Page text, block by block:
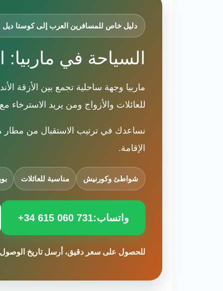
دليل خاص للمسافرين العرب إلى كوستا
السياحة في
ماربيا وجهة ساحلية تجمع بين الأزقة
للعائلات والأزواج ومن يريد الاسترخاء
نساعدك في ترتيب الاستقبال من مطار
الإقامة.
شواطئ وكورنيش مناسبة للعائلات
واتساب:+34 615 060 731
للحصول على سعر دقيق، أرسل تاريخ الوصول